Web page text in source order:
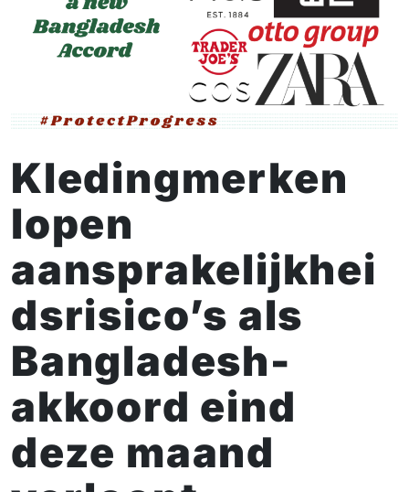
Kledingmerken
lopen
aansprakelijkhei
dsrisico’s als
Bangladesh-
akkoord eind
deze maand